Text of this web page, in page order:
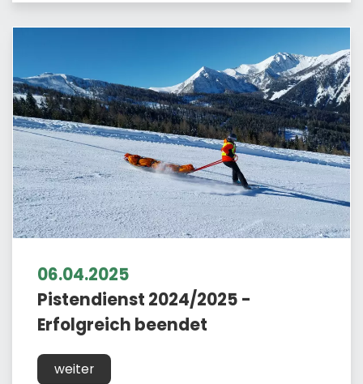
06.04.2025
Pistendienst 2024/2025 -
Erfolgreich beendet
weiter